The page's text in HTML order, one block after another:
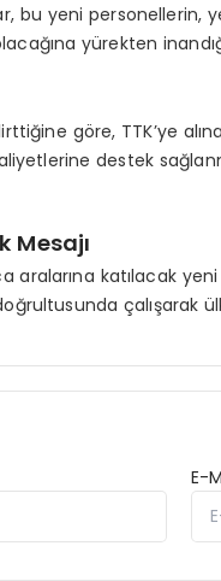
bu yeni
yürekten
göre, TTK’ye
destek
Mesajı
aralarına katılacak
çalışarak
E-